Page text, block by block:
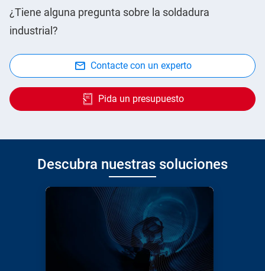
¿Tiene alguna pregunta sobre la soldadura
industrial?
Contacte con un experto
Pida un presupuesto
Descubra nuestras soluciones